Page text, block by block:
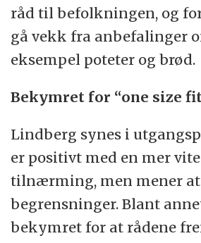
råd til befolkningen, og
gå vekk fra anbefalinger
eksempel poteter og brød.
Bekymret for “one size
Lindberg synes i
er positivt med en mer
tilnærming, men mener at
begrensninger. Blant
bekymret for at rådene